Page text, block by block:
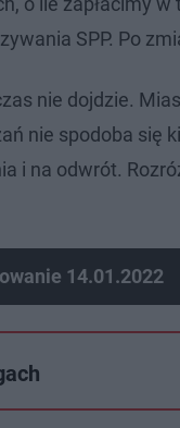
SPP. Po
nie dojdzie.
nie spodoba się
i na odwrót.
14.01.2022